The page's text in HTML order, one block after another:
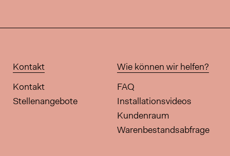
Kontakt
Kontakt
Stellenangebote
Wie können wir helfen?
FAQ
Installationsvideos
Kundenraum
Warenbestandsabfrage